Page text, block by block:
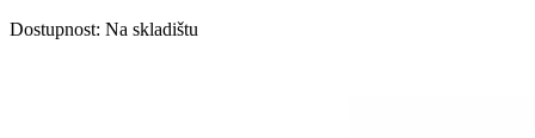
Dostupnost: Na skladištu